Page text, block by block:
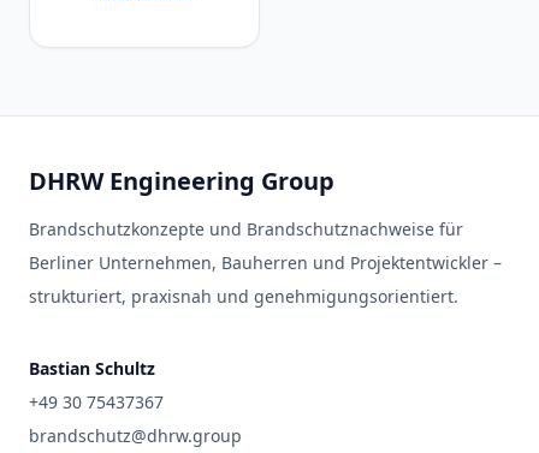
DHRW Engineering Group
Brandschutzkonzepte und Brandschutznachweise für
Berliner Unternehmen, Bauherren und Projektentwickler –
strukturiert, praxisnah und genehmigungsorientiert.
Bastian Schultz
+49 30 75437367
brandschutz@dhrw.group